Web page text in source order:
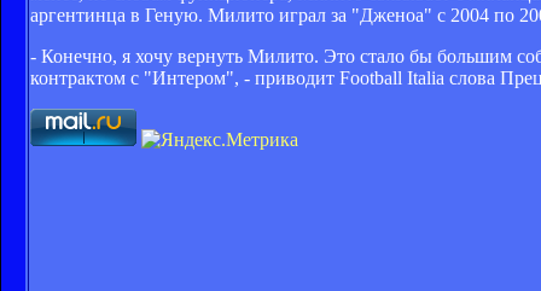
аргентинца в Геную. Милито играл за "Дженоа" с 2004 по
- Конечно, я хочу вернуть Милито. Это стало бы большим
контрактом с "Интером", - приводит Football Italia слова